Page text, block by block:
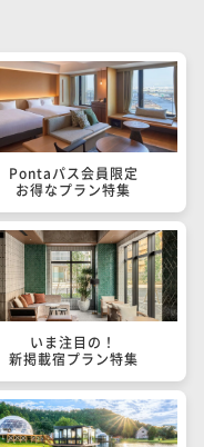
Pontaパス会員限定
お得なプラン特集
いま注目の！
新掲載宿プラン特集